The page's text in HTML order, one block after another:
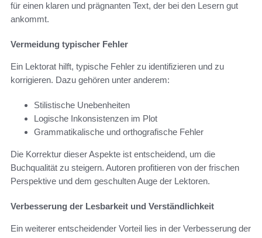
für einen klaren und prägnanten Text, der bei den Lesern gut
ankommt.
Vermeidung typischer Fehler
Ein Lektorat hilft, typische Fehler zu identifizieren und zu
korrigieren. Dazu gehören unter anderem:
Stilistische Unebenheiten
Logische Inkonsistenzen im Plot
Grammatikalische und orthografische Fehler
Die Korrektur dieser Aspekte ist entscheidend, um die
Buchqualität zu steigern. Autoren profitieren von der frischen
Perspektive und dem geschulten Auge der Lektoren.
Verbesserung der Lesbarkeit und Verständlichkeit
Ein weiterer entscheidender Vorteil lies in der Verbesserung der